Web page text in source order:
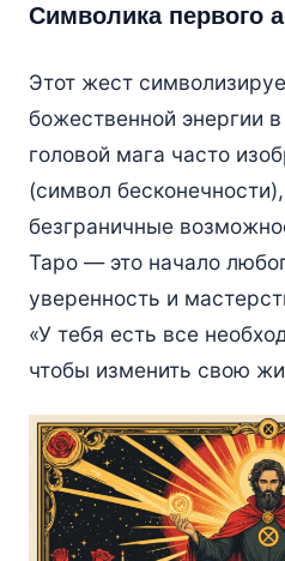
Символика первого
Этот жест
божественной энергии
головой мага часто
(символ
безграничные
Таро — это начало
уверенность и
«У тебя есть все
чтобы изменить свою